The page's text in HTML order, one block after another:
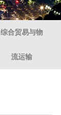
综合贸易与物
流运输